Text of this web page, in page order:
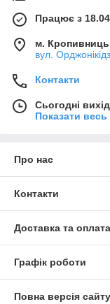
Працює з
м.
вул.
Контакти
Сьогодні
Показати
Про нас
Контакти
Доставка та оплата
Графік роботи
Повна версія сайту